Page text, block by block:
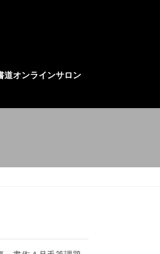
道オンラインサロン